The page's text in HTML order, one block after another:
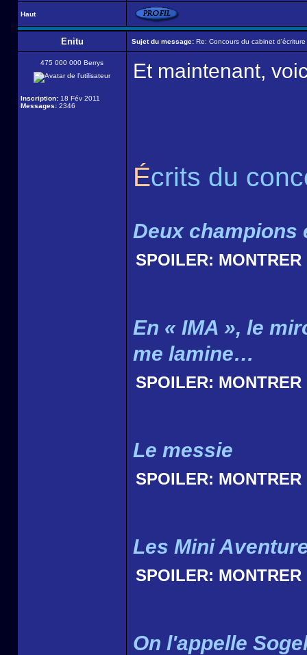
Haut
Enitu Sujet du message: Re: Concours du cabinet
475 000 000 Berrys
Inscription: 18 Fév 2011
Messages: 2346
Et maintenant,
Écrits du
Deux champions
SPOILER: MONTRER
En « IMA », le
me lamine…
SPOILER: MONTRER
Le messie
SPOILER: MONTRER
Les Mini
SPOILER: MONTRER
On l'appelle